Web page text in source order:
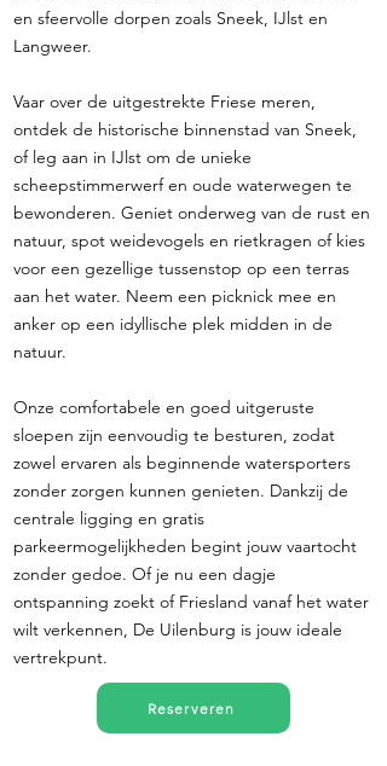
en sfeervolle dorpen zoals Sneek, IJlst en
Langweer.
Vaar over de uitgestrekte Friese meren,
ontdek de historische binnenstad van Sneek,
of leg aan in IJlst om de unieke
scheepstimmerwerf en oude waterwegen te
bewonderen. Geniet onderweg van de rust en
natuur, spot weidevogels en rietkragen of kies
voor een gezellige tussenstop op een terras
aan het water. Neem een picknick mee en
anker op een idyllische plek midden in de
natuur.
Onze comfortabele en goed uitgeruste
sloepen zijn eenvoudig te besturen, zodat
zowel ervaren als beginnende watersporters
zonder zorgen kunnen genieten. Dankzij de
centrale ligging en gratis
parkeermogelijkheden begint jouw vaartocht
zonder gedoe. Of je nu een dagje
ontspanning zoekt of Friesland vanaf het water
wilt verkennen, De Uilenburg is jouw ideale
vertrekpunt.
Reserveren